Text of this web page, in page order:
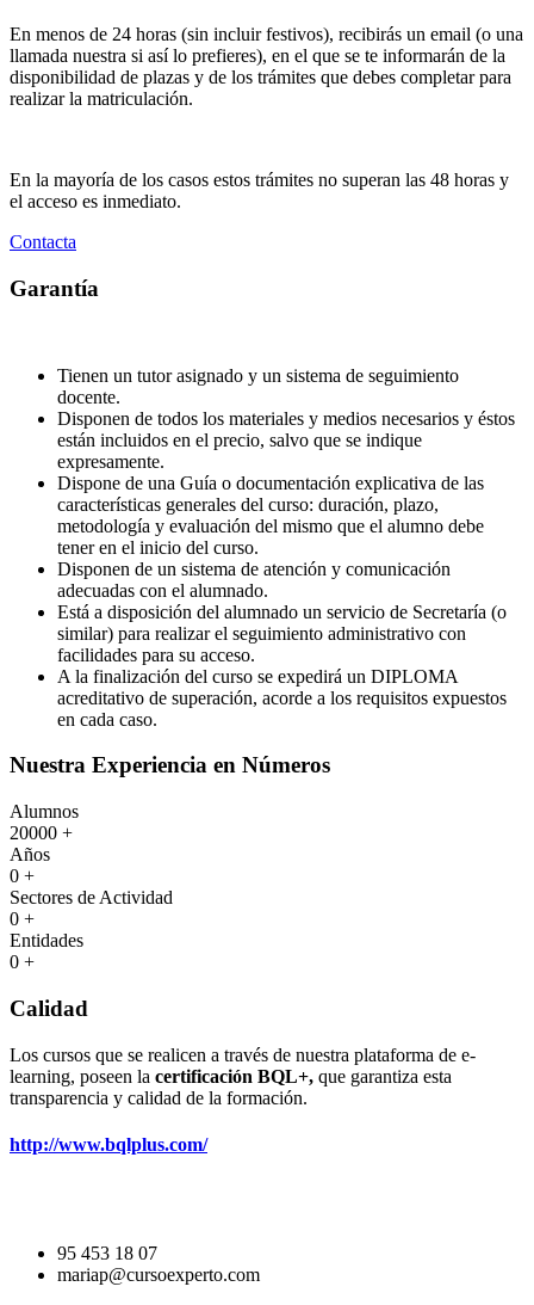
En menos de 24 horas (sin incluir festivos), recibirás un email (o una
llamada nuestra si así lo prefieres), en el que se te informarán de la
disponibilidad de plazas y de los trámites que debes completar para
realizar la matriculación.
En la mayoría de los casos estos trámites no superan las 48 horas y
el acceso es inmediato.
Contacta
Garantía
Tienen un tutor asignado y un sistema de seguimiento
docente.
Disponen de todos los materiales y medios necesarios y éstos
están incluidos en el precio, salvo que se indique
expresamente.
Dispone de una Guía o documentación explicativa de las
características generales del curso: duración, plazo,
metodología y evaluación del mismo que el alumno debe
tener en el inicio del curso.
Disponen de un sistema de atención y comunicación
adecuadas con el alumnado.
Está a disposición del alumnado un servicio de Secretaría (o
similar) para realizar el seguimiento administrativo con
facilidades para su acceso.
A la finalización del curso se expedirá un DIPLOMA
acreditativo de superación, acorde a los requisitos expuestos
en cada caso.
Nuestra Experiencia en Números
Alumnos
20000 +
Años
0 +
Sectores de Actividad
0 +
Entidades
0 +
Calidad
Los cursos que se realicen a través de nuestra plataforma de e-
learning, poseen la certificación BQL+, que garantiza esta
transparencia y calidad de la formación.
http://www.bqlplus.com/
95 453 18 07
mariap@cursoexperto.com